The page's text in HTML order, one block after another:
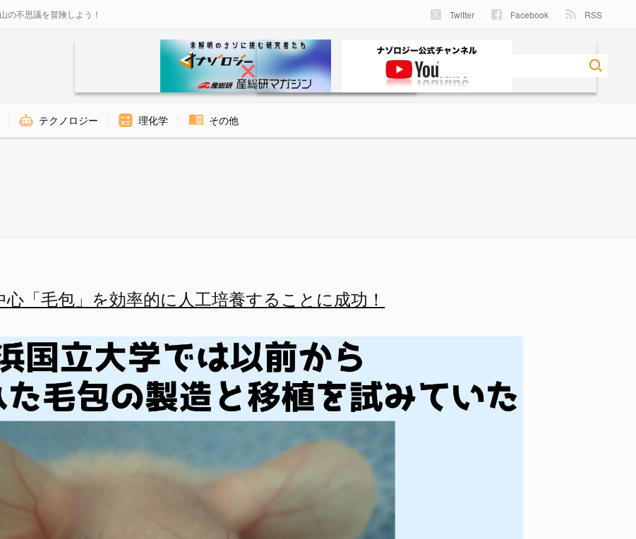
の不思議を冒険しよう！ Twitter Facebook RSS
テクノロジー 理化学 その他
心「毛包」を効率的に人工培養することに成功！